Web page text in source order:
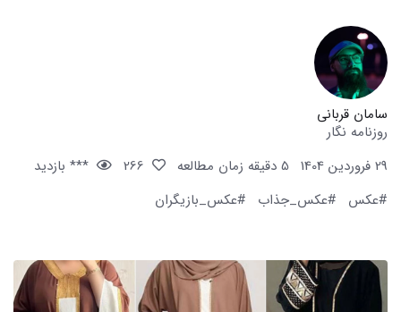
سامان قربانی
روزنامه نگار
29 فروردین 1404
5 دقیقه زمان مطالعه
*** بازدید
#عکس
#عکس_جذاب #عکس_بازیگران